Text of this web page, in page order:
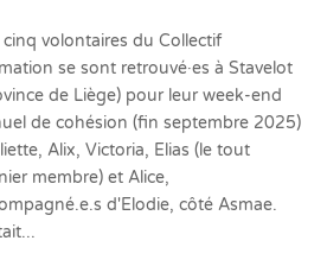
cinq volontaires du Collectif
se sont retrouvé·es à Stavelot
de Liège) pour leur week-end
de cohésion (fin septembre 2025)
Alix, Victoria, Elias (le tout
membre) et Alice,
d'Elodie, côté Asmae.